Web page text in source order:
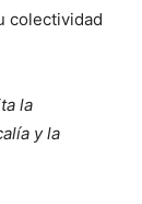
colectividad
la
y la